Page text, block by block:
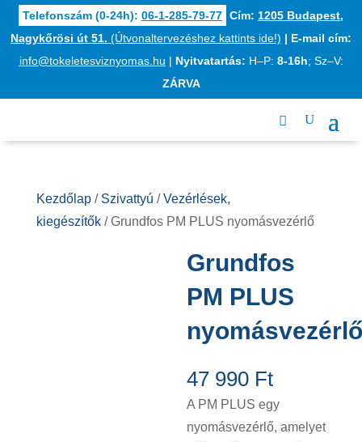
Telefonszám (0-24h): 06-1-285-79-77 Cím: 1205 Budapest,
Nagykőrösi út 51. (Útvonaltervezéshez kattints ide!) | E-mail cím:
info@tokeletesviznyomas.hu | Nyitvatartás: H–P: 8-16h; Sz–V:
ZÁRVA
Kezdőlap/ Szivattyú /Vezérlések,
kiegészítők/ Grundfos PM PLUS nyomásvezérlő
Grundfos
PM PLUS
47 990 Ft
A PM PLUS egy
nyomásvezérlő, amelyet